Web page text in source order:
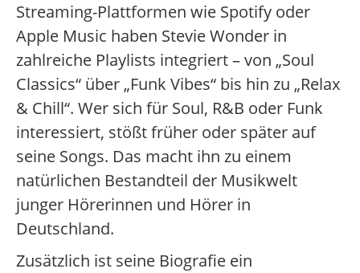
Streaming-Plattformen wie Spotify oder
Apple Music haben Stevie Wonder in
zahlreiche Playlists integriert – von „Soul
Classics“ über „Funk Vibes“ bis hin zu „Relax
& Chill“. Wer sich für Soul, R&B oder Funk
interessiert, stößt früher oder später auf
seine Songs. Das macht ihn zu einem
natürlichen Bestandteil der Musikwelt
junger Hörerinnen und Hörer in
Deutschland.
Zusätzlich ist seine Biografie ein